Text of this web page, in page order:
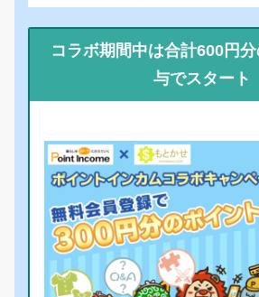
コラボ期間中は合計600円
与でスタート